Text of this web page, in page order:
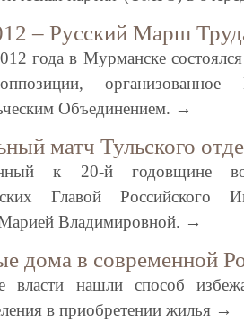
– Русский Марш
года в Мурманске
организованное
Объединением. →
матч Тульского
к 20-й годовщине
Главой Российского
Владимировной. →
дома в современной
власти нашли способ
в приобретении жилья →